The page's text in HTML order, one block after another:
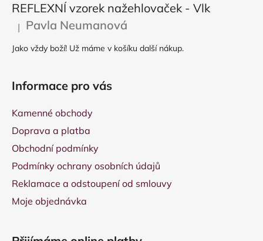
REFLEXNÍ vzorek nažehlovaček - Vlk
Hodnocení produktu je 5 z 5 hvězdiček.
| Pavla Neumanová
Jako vždy boží! Už máme v košíku další nákup.
Informace pro vás
Kamenné obchody
Doprava a platba
Obchodní podmínky
Podmínky ochrany osobních údajů
Reklamace a odstoupení od smlouvy
Moje objednávka